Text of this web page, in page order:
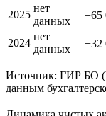
2025
нет
данных
−65
2024
нет
данных
−32
Источник: ГИР БО
данным